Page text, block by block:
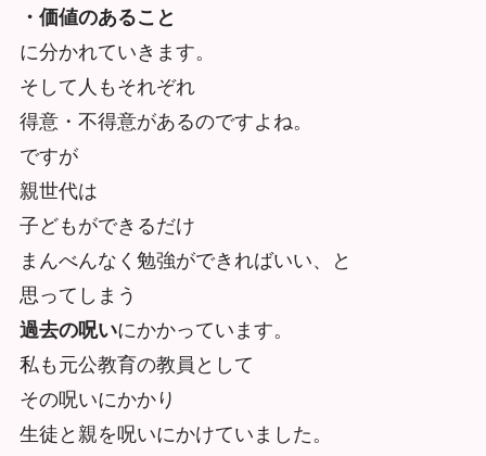
・価値のあること
に分かれていきます。
そして人もそれぞれ
得意・不得意があるのですよね。
ですが
親世代は
子どもができるだけ
まんべんなく勉強ができればいい、と
思ってしまう
過去の呪いにかかっています。
私も元公教育の教員として
その呪いにかかり
生徒と親を呪いにかけていました。